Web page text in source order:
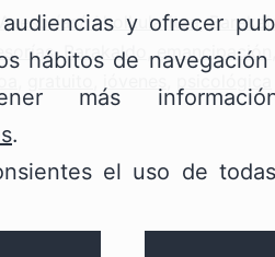
Asesorías/ Aholkularitza,
, Barakaldo ,emancipación
psicológica
y ofrecer
hábitos de
más
.
el uso de